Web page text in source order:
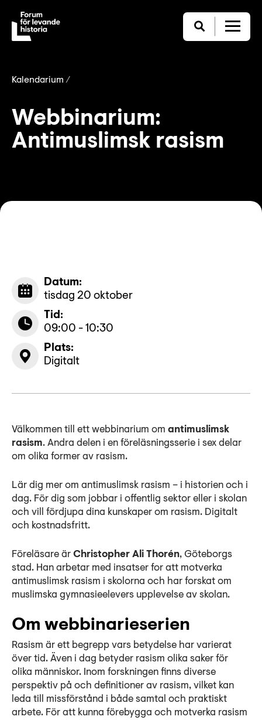
Teckenspråk
Lättläst
English
Kalendarium
Webbinarium:
Antimuslimsk rasism
Datum:
tisdag 20 oktober
Tid:
09:00 - 10:30
Plats:
Digitalt
Välkommen till ett webbinarium om antimuslimsk
rasism. Andra delen i en föreläsningsserie i sex delar
om olika former av rasism.
Lär dig mer om antimuslimsk rasism – i historien och i
dag. För dig som jobbar i offentlig sektor eller i skolan
och vill fördjupa dina kunskaper om rasism. Digitalt
och kostnadsfritt.
Föreläsare är Christopher Ali Thorén, Göteborgs
stad. Han arbetar med insatser for att motverka
antimuslimsk rasism i skolorna och har forskat om
muslimska gymnasieelevers upplevelse av skolan.
Om webbinarieserien
Rasism är ett begrepp vars betydelse har varierat
över tid. Även i dag betyder rasism olika saker för
olika människor. Inom forskningen finns diverse
perspektiv på och definitioner av rasism, vilket kan
leda till missförstånd i både samtal och praktiskt
arbete. För att kunna förebygga och motverka rasism